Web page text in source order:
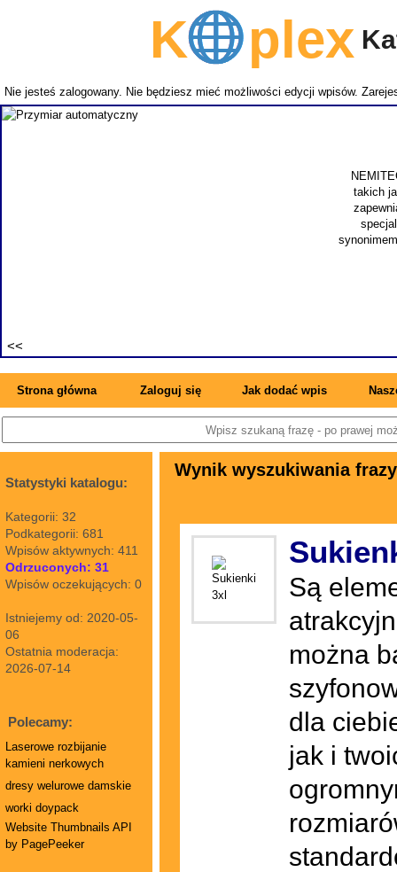
Kplex
Nie jesteś zalogowany. Nie będziesz mieć możliwości edycji wpisów.
takich
Strona główna Zaloguj się Jak dodać wpis
Statystyki katalogu:
Kategorii: 32
Podkategorii: 681
Wpisów aktywnych: 411
Odrzuconych: 31
Wpisów oczekujących: 0
Istniejemy od: 2020-05-
06
Ostatnia moderacja:
2026-07-14
Polecamy:
Laserowe rozbijanie
kamieni nerkowych
dresy welurowe damskie
worki doypack
Website Thumbnails API
by PagePeeker
Wynik wyszukiwania
Są
można
dla
jak i